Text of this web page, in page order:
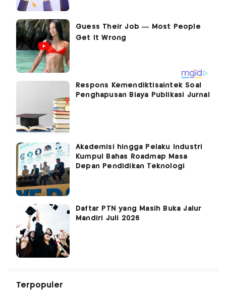
Respons Kemendiktisaintek Soal
Penghapusan Biaya Publikasi Jurnal
Akademisi hingga Pelaku Industri
Kumpul Bahas Roadmap Masa
Depan Pendidikan Teknologi
Daftar PTN yang Masih Buka Jalur
Mandiri Juli 2026
Terpopuler